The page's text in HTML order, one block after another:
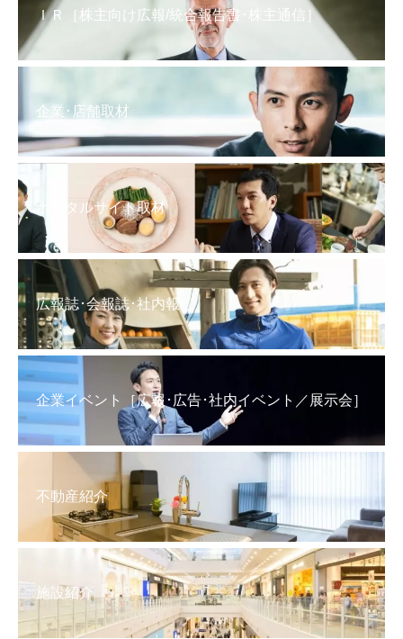
ＩＲ［株主向け広報/統合報告書･株主通信］
企業･店舗取材
ポータルサイト取材
広報誌･会報誌･社内報
企業イベント［広報･広告･社内イベント／展示会］
不動産紹介
施設紹介